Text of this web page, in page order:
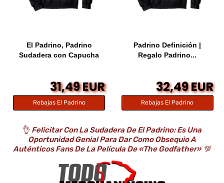
El Padrino, Padrino
Sudadera con Capucha
31,49 EUR
Rebajas El Padrino
Padrino Definición |
Regalo Padrino...
32,49 EUR
Rebajas El Padrino
👌 Felicitar Con La Sudadera De El Padrino: Es Una
Oportunidad Genial Para Dar Como Obsequio A
Auténticos Fans De La Película De «The Godfather» 💯